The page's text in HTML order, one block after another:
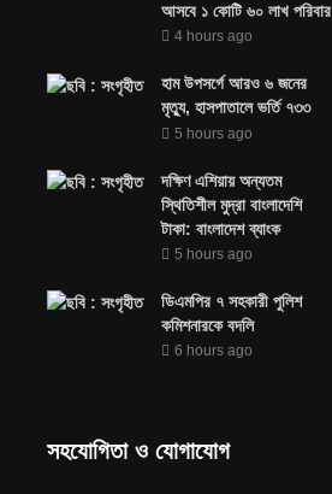
আসবে ১ কোটি ৬০ লাখ পরিবার
4 hours ago
হাম উপসর্গে আরও ৬ জনের
মৃত্যু, হাসপাতালে ভর্তি ৭৩৩
5 hours ago
দক্ষিণ এশিয়ায় অন্যতম
স্থিতিশীল মুদ্রা বাংলাদেশি
টাকা: বাংলাদেশ ব্যাংক
5 hours ago
ডিএমপির ৭ সহকারী পুলিশ
কমিশনারকে বদলি
6 hours ago
সহযোগিতা ও যোগাযোগ